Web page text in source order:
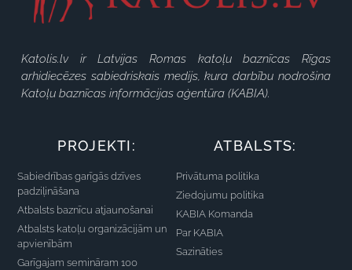
Katolis.lv ir Latvijas Romas katoļu baznīcas Rīgas
arhidiecēzes sabiedriskais medijs, kura darbību nodrošina
Katoļu baznīcas informācijas aģentūra (KABIA).
PROJEKTI:
Sabiedrības garīgās dzīves
padziļināšana
Atbalsts baznīcu atjaunošanai
Atbalsts katoļu organizācijām un
apvienībām
Garīgajam semināram 100
ATBALSTS:
Privātuma politika
Ziedojumu politika
KABIA Komanda
Par KABIA
Sazināties